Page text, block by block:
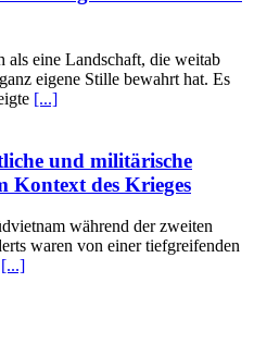
als eine Landschaft, die weitab
eigene Stille bewahrt hat. Es
[...]
und militärische
Kontext des Krieges
während der zweiten
waren von einer tiefgreifenden
[...]